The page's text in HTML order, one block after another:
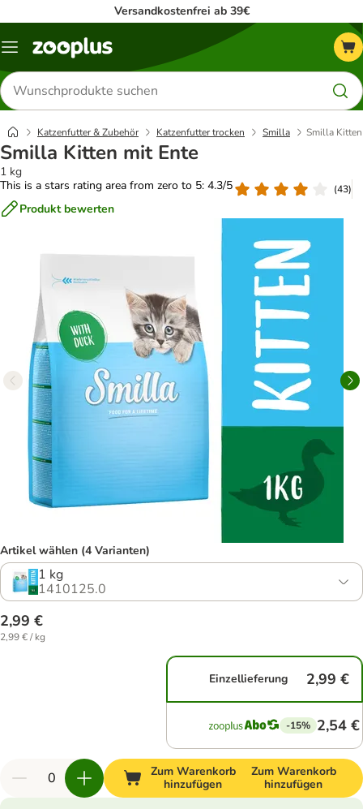
Versandkostenfrei ab 39€
Menü
Produkte
suchen
Katzenfutter & Zubehör Katzenfutter trocken Smilla Smilla
Smilla Kitten mit Ente
1 kg
This is a stars rating area from zero to 5: 4.3/5
(43)
Produkt bewerten
Artikel wählen (4 Varianten)
1 kg
1410125.0
2,99 €
2,99 € / kg
Einzellieferung 2,99 €
-15% 2,54 €
Zum Warenkorb
hinzufügen
Zum Warenkorb
hinzufügen